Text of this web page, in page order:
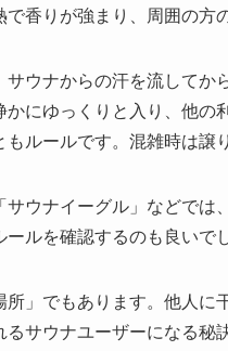
香りが強まり、周囲の方
ウナからの汗を流してか
にゆっくりと入り、他の
ルールです。混雑時は譲
ウナイーグル」などでは
ルを確認するのも良いで
」でもあります。他人に
サウナユーザーになる秘